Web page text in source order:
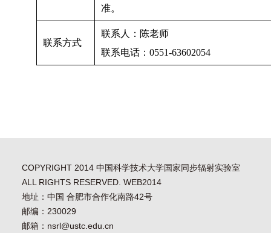
准。
联系方式
联系人：陈老师
联系电话： 0551-63602054
COPYRIGHT 2014 中国科学技术大学国家同步辐射实验室
ALL RIGHTS RESERVED. WEB2014
地址：中国 合肥市合作化南路42号
邮编：230029
邮箱：nsrl@ustc.edu.cn